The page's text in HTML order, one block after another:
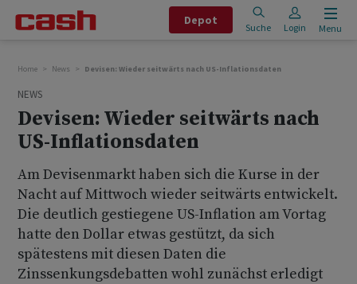
Depot
Suche Login Menu
Home News Devisen: Wieder seitwärts nach US-Inflationsdaten
NEWS
Devisen: Wieder seitwärts nach
US-Inflationsdaten
Am Devisenmarkt haben sich die Kurse in der
Nacht auf Mittwoch wieder seitwärts entwickelt.
Die deutlich gestiegene US-Inflation am Vortag
hatte den Dollar etwas gestützt, da sich
spätestens mit diesen Daten die
Zinssenkungsdebatten wohl zunächst erledigt